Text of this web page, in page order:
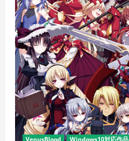
ィ
ア
ー
ズ・
ト
ゥ・
テ
ィ
ア
ラ
2（ダ
ン
ジ
ョ
ン
ト
ラ
ベ
ラ